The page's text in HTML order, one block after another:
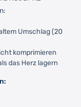
Umschlag (20
komprimieren
das Herz lagern